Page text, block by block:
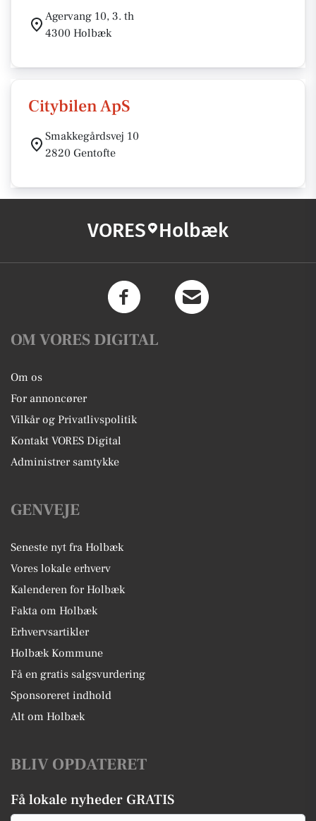
Agervang 10, 3. th
4300 Holbæk
Citybilen ApS
Smakkegårdsvej 10
2820 Gentofte
VORES Holbæk
OM VORES DIGITAL
Om os
For annoncører
Vilkår og Privatlivspolitik
Kontakt VORES Digital
Administrer samtykke
GENVEJE
Seneste nyt fra Holbæk
Vores lokale erhverv
Kalenderen for Holbæk
Fakta om Holbæk
Erhvervsartikler
Holbæk Kommune
Få en gratis salgsvurdering
Sponsoreret indhold
Alt om Holbæk
BLIV OPDATERET
Få lokale nyheder GRATIS